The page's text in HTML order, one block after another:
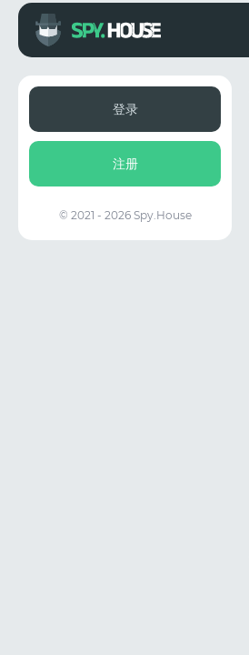
登录
注册
© 2021 - 2026 Spy.House